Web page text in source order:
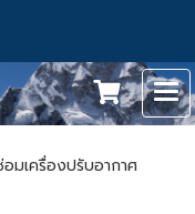
อมเครื่องปรับอากาศ